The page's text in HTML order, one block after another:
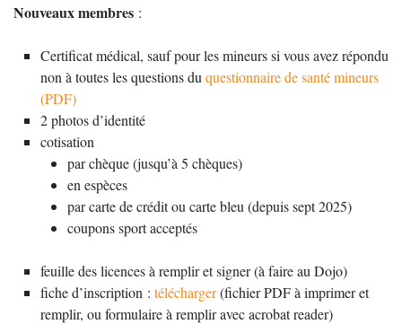
Nouveaux membres :
Certificat médical, sauf pour les mineurs si vous avez répondu
non à toutes les questions du questionnaire de santé mineurs
(PDF)
2 photos d’identité
cotisation
par chèque (jusqu’à 5 chèques)
en espèces
par carte de crédit ou carte bleu (depuis sept 2025)
coupons sport acceptés
feuille des licences à remplir et signer (à faire au Dojo)
fiche d’inscription : télécharger(fichier PDF à imprimer et
remplir, ou formulaire à remplir avec acrobat reader)